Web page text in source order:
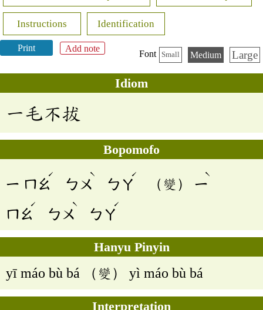
Instructions Identification
Print Add note
Font Small Medium Large
Idiom
一毛不拔
Bopomofo
ㄧ ㄇㄠ
ˊ
ㄅㄨ
ˋ
ㄅㄚ
ˊ
（變） ㄧ
ˋ
ㄇㄠ
ˊ
ㄅㄨ
ˋ
ㄅㄚ
ˊ
Hanyu Pinyin
yī máo bù bá （變） yì máo bù bá
Interpretation